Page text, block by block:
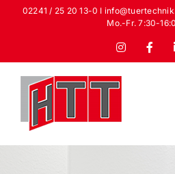
02241 / 25 20 13-0 I
Mo.-Fr. 7:30-
Instagram